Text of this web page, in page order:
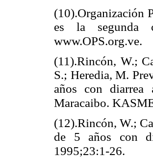
(10).Organización
es la segunda
www.OPS.org.ve.
(11).Rincón, W.;
S.; Heredia, M.
años con diarrea
Maracaibo.
(12).Rincón, W.;
de 5 años con
1995;23:1-26.